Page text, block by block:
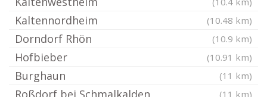
Kaltennordheim (10.48 km)
Dorndorf Rhön (10.9 km)
Hofbieber (10.91 km)
Burghaun (11 km)
Roßdorf bei Schmalkalden (11 km)